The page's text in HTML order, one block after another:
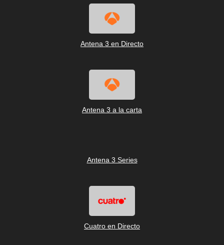
Antena 3 en Directo
Antena 3 a la carta
Antena 3 Series
Cuatro en Directo